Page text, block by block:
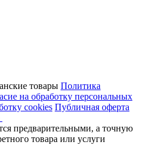
товары Политика
на обработку персональных
cookies Публичная оферта
предварительными, а точную
товара или услуги